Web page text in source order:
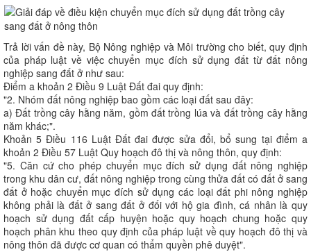
Trả lời vấn đề này, Bộ Nông nghiệp và Môi trường cho biết, quy định
của pháp luật về việc chuyển mục đích sử dụng đất từ đất nông
nghiệp sang đất ở như sau:
Điểm a khoản 2 Điều 9 Luật Đất đai quy định:
"2. Nhóm đất nông nghiệp bao gồm các loại đất sau đây:
a) Đất trồng cây hằng năm, gồm đất trồng lúa và đất trồng cây hằng
năm khác;".
Khoản 5 Điều 116 Luật Đất đai được sửa đổi, bổ sung tại điểm a
khoản 2 Điều 57 Luật Quy hoạch đô thị và nông thôn, quy định:
"5. Căn cứ cho phép chuyển mục đích sử dụng đất nông nghiệp
trong khu dân cư, đất nông nghiệp trong cùng thửa đất có đất ở sang
đất ở hoặc chuyển mục đích sử dụng các loại đất phi nông nghiệp
không phải là đất ở sang đất ở đối với hộ gia đình, cá nhân là quy
hoạch sử dụng đất cấp huyện hoặc quy hoạch chung hoặc quy
hoạch phân khu theo quy định của pháp luật về quy hoạch đô thị và
nông thôn đã được cơ quan có thẩm quyền phê duyệt".